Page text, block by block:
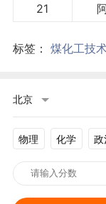
21
标签： 煤化工技
北京
物理 化学 政